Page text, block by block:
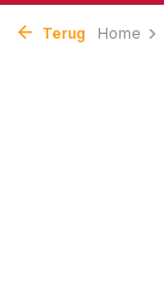
Terug Home